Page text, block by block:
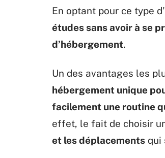
En optant pour ce type
études sans avoir à se
d’hébergement.
Un des avantages les
hébergement unique
facilement une routine
effet, le fait de choisir
et les déplacements qui